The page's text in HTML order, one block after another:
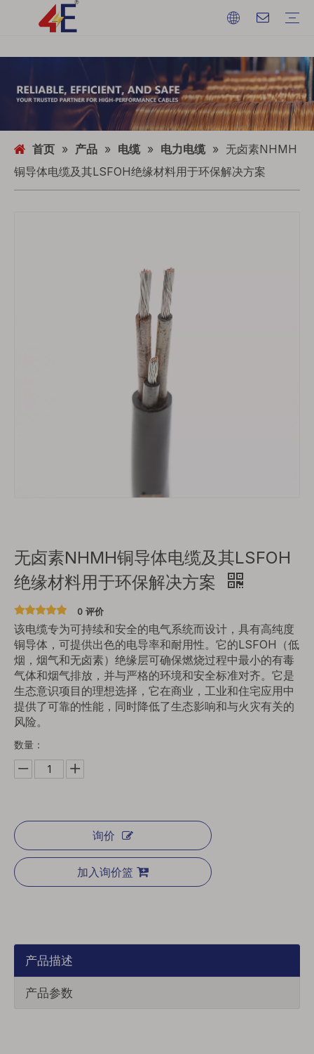
首页 » 产品 » 电缆 » 电力电缆 » 无卤素NHMH
铜导体电缆及其LSFOH绝缘材料用于环保解决方案
无卤素NHMH铜导体电缆及其LSFOH
绝缘材料用于环保解决方案
0 评价
该电缆专为可持续和安全的电气系统而设计，具有高纯度
铜导体，可提供出色的电导率和耐用性。它的LSFOH（低
烟，烟气和无卤素）绝缘层可确保燃烧过程中最小的有毒
气体和烟气排放，并与严格的环境和安全标准对齐。它是
生态意识项目的理想选择，它在商业，工业和住宅应用中
提供了可靠的性能，同时降低了生态影响和与火灾有关的
风险。
数量：
询价
加入询价篮
产品描述
产品参数